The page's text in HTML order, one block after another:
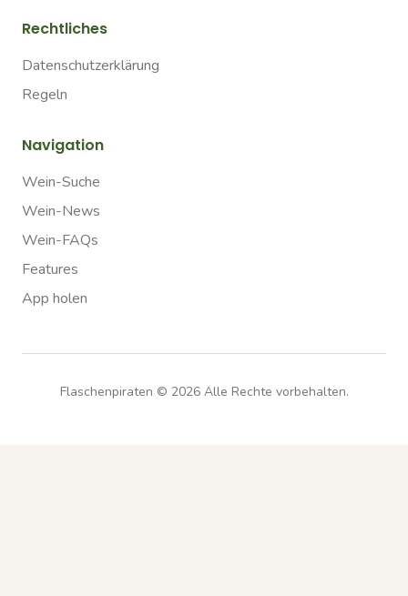
Rechtliches
Datenschutzerklärung
Regeln
Navigation
Wein-Suche
Wein-News
Wein-FAQs
Features
App holen
Flaschenpiraten © 2026Alle Rechte vorbehalten.